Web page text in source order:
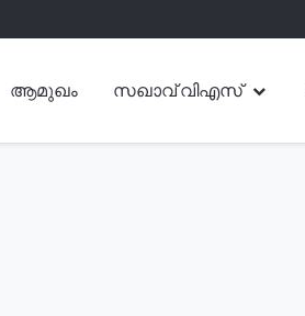
ആമുഖം സഖാവ് വിഎസ്